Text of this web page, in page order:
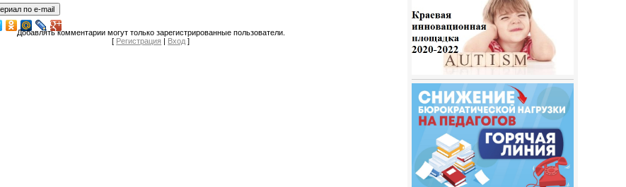
Добавлять комментарии могут только зарегистрированные пользователи.
[ Регистрация | Вход ]